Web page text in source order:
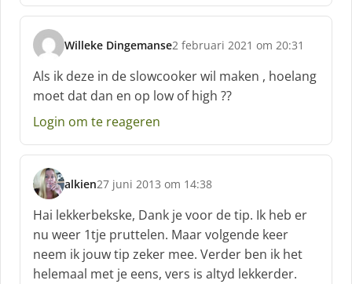
e
f
:
Willeke Dingemanse
s
c
h
r
e
f
2 februari 2021 om 20:31
Als ik deze in de slowcooker wil maken , hoelang
moet dat dan en op low of high ??
Login om te reageren
alkien
s
c
h
r
e
e
27 juni 2013 om 14:38
Hai lekkerbekske, Dank je voor de tip. Ik heb er
nu weer 1tje pruttelen. Maar volgende keer
neem ik jouw tip zeker mee. Verder ben ik het
helemaal met je eens, vers is altyd lekkerder.